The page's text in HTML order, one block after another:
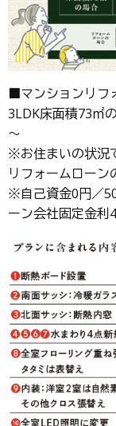
■マンションリフ
3LDK床面積73
～
※お住まいの状況
リフォームローン
※自己資金0円／
ーン会社固定金利